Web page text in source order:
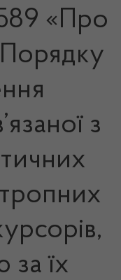
«Про
з
за їх